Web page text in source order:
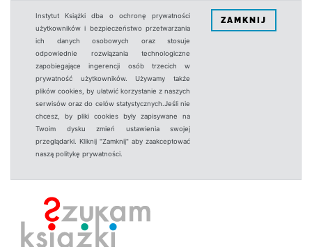
Instytut Książki dba o ochronę prywatności
użytkowników i bezpieczeństwo przetwarzania
ich danych osobowych oraz stosuje
odpowiednie rozwiązania technologiczne
zapobiegające ingerencji osób trzecich w
prywatność użytkowników. Używamy także
plików cookies, by ułatwić korzystanie z naszych
serwisów oraz do celów statystycznych.Jeśli nie
chcesz, by pliki cookies były zapisywane na
Twoim dysku zmień ustawienia swojej
przeglądarki. Kliknij "Zamknij" aby zaakceptować
naszą politykę prywatności.
ZAMKNIJ